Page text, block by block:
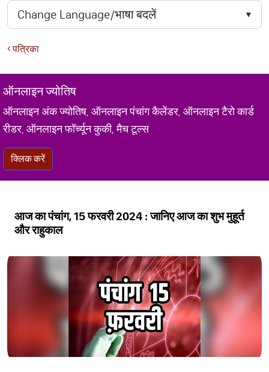
पत्रिका
ऑनलाइन ज्योतिष
ऑनलाइन अंक ज्योतिष, ऑनलाइन पंचांग कैलेंडर, ऑनलाइन टैरो कार्ड
रीडर, ऑनलाइन फॉर्च्यून कुकी, मैच टूल्स
क्लिक करें
आज का पंचांग, 15 फरवरी 2024 : जानिए आज का शुभ मुहूर्त
और राहुकाल